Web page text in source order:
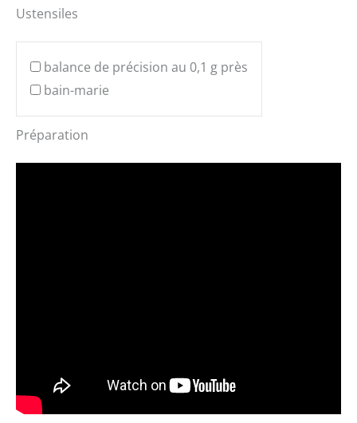
Ustensiles
balance de précision au 0,1 g près
bain-marie
Préparation